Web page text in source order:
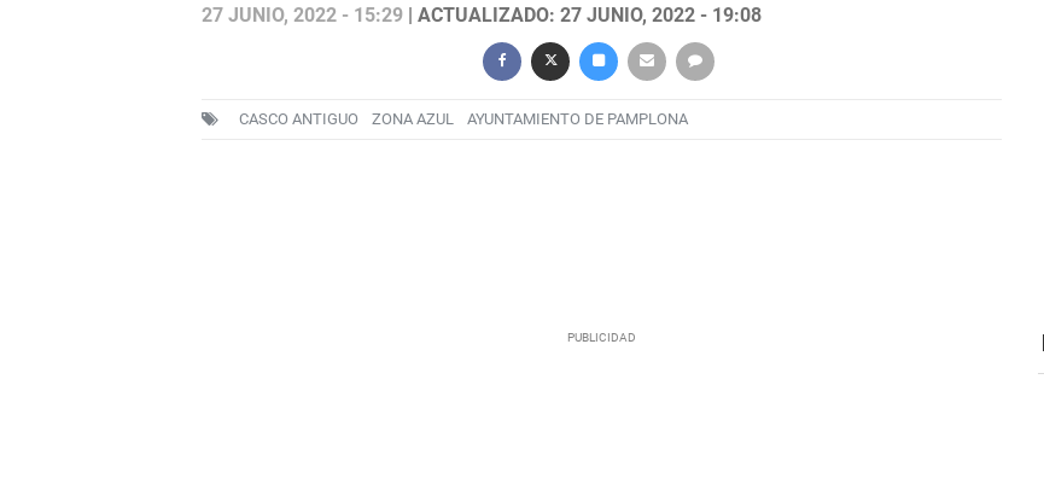
27 JUNIO, 2022 - 15:29| ACTUALIZADO: 27 JUNIO, 2022 - 19:08
CASCO ANTIGUO ZONA AZUL AYUNTAMIENTO DE PAMPLONA